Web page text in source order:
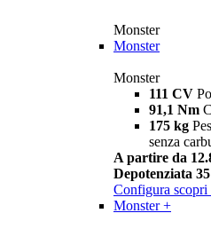
Monster
Monster
Monster
111 CV
91,1 Nm
175 kg
senza
A partire da
Depotenziata
Configura scopri
Monster +